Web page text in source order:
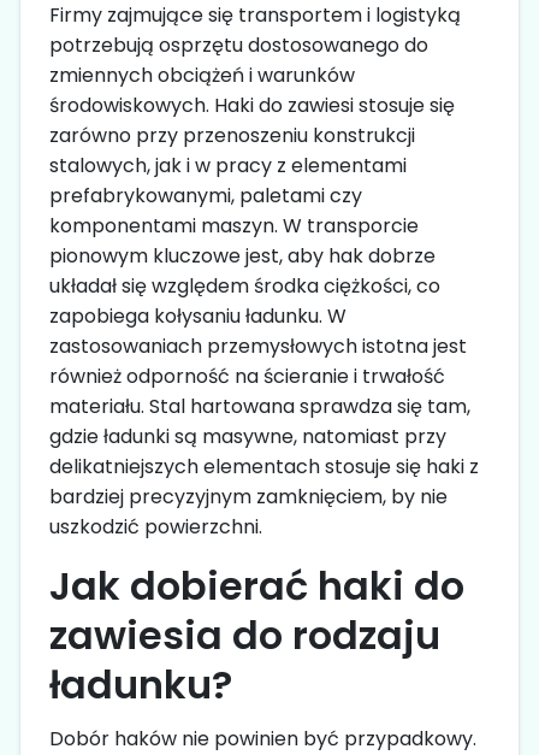
Firmy zajmujące się transportem i logistyką
potrzebują osprzętu dostosowanego do
zmiennych obciążeń i warunków
środowiskowych. Haki do zawiesi stosuje się
zarówno przy przenoszeniu konstrukcji
stalowych, jak i w pracy z elementami
prefabrykowanymi, paletami czy
komponentami maszyn. W transporcie
pionowym kluczowe jest, aby hak dobrze
układał się względem środka ciężkości, co
zapobiega kołysaniu ładunku. W
zastosowaniach przemysłowych istotna jest
również odporność na ścieranie i trwałość
materiału. Stal hartowana sprawdza się tam,
gdzie ładunki są masywne, natomiast przy
delikatniejszych elementach stosuje się haki z
bardziej precyzyjnym zamknięciem, by nie
uszkodzić powierzchni.
Jak dobierać haki do
zawiesia do rodzaju
ładunku?
Dobór haków nie powinien być przypadkowy.